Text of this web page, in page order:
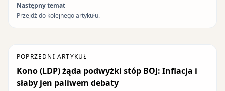
Następny temat
Przejdź do kolejnego artykułu.
POPRZEDNI ARTYKUŁ
Kono (LDP) żąda podwyżki stóp BOJ: Inflacja i
słaby jen paliwem debaty